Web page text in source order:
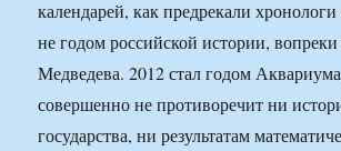
календарей, как предрекали
не годом российской истории,
Медведева. 2012 стал годом
совершенно не противоречит ни
государства, ни результатам